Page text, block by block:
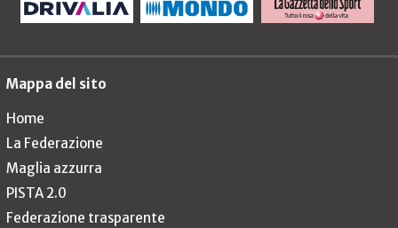
Mappa del sito
Home
La Federazione
Maglia azzurra
PISTA 2.0
Federazione trasparente